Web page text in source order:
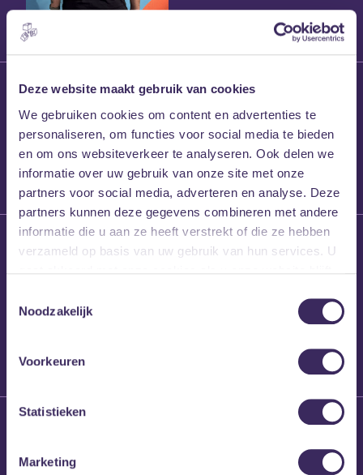
Deze website maakt gebruik van cookies
We gebruiken cookies om content en advertenties te
personaliseren, om functies voor social media te bieden
en om ons websiteverkeer te analyseren. Ook delen we
informatie over uw gebruik van onze site met onze
partners voor social media, adverteren en analyse. Deze
partners kunnen deze gegevens combineren met andere
informatie die u aan ze heeft verstrekt of die ze hebben
verzameld op basis van uw gebruik van hun services. U
Noodzakelijk
Voorkeuren
Statistieken
Marketing
27 maart 2026
Willem’s Blog:
Frans Kalf
26 maart 2026
Willem’s Blog: High
Brennt Vanneste